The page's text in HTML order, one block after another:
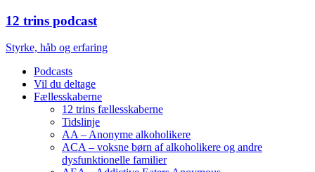
12 trins podcast
Styrke, håb og erfaring
Podcasts
Vil du deltage
Fællesskaberne
12 trins fællesskaberne
Tidslinje
AA – Anonyme alkoholikere
ACA – voksne børn af alkoholikere og andre
dysfunktionelle familier